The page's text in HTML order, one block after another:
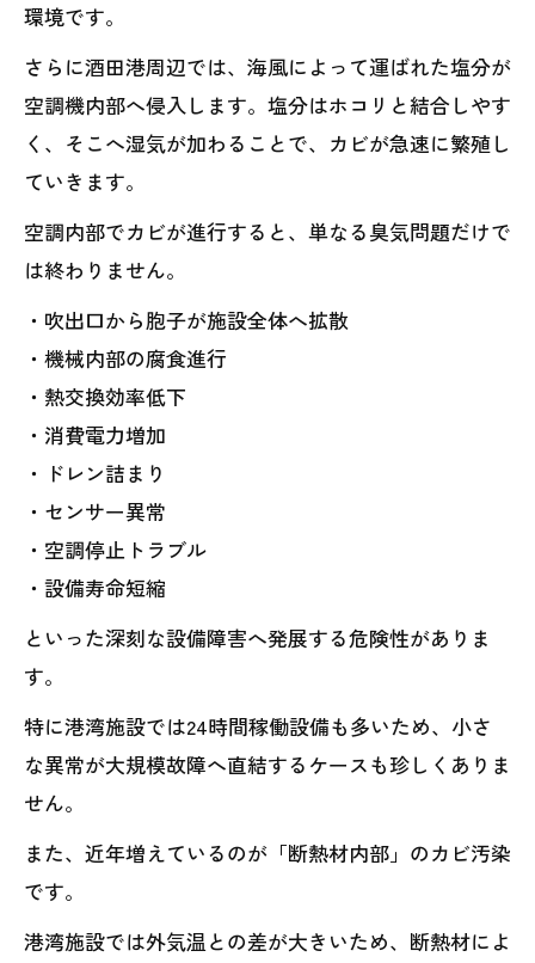
環境です。
さらに酒田港周辺では、海風によって運ばれた塩分が
空調機内部へ侵入します。塩分はホコリと結合しやす
く、そこへ湿気が加わることで、カビが急速に繁殖し
ていきます。
空調内部でカビが進行すると、単なる臭気問題だけで
は終わりません。
・吹出口から胞子が施設全体へ拡散
・機械内部の腐食進行
・熱交換効率低下
・消費電力増加
・ドレン詰まり
・センサー異常
・空調停止トラブル
・設備寿命短縮
といった深刻な設備障害へ発展する危険性がありま
す。
特に港湾施設では24時間稼働設備も多いため、小さ
な異常が大規模故障へ直結するケースも珍しくありま
せん。
また、近年増えているのが「断熱材内部」のカビ汚染
です。
港湾施設では外気温との差が大きいため、断熱材によ